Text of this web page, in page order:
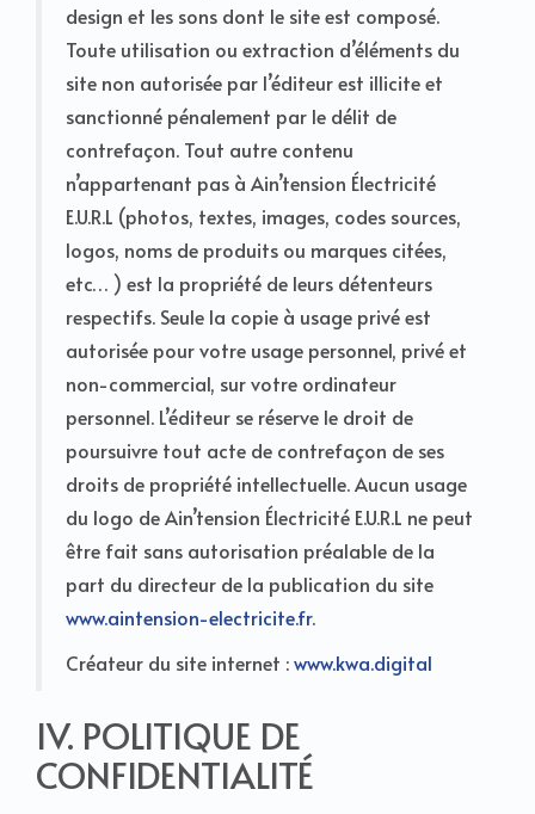
design et les sons dont le site est composé.
Toute utilisation ou extraction d’éléments du
site non autorisée par l’éditeur est illicite et
sanctionné pénalement par le délit de
contrefaçon. Tout autre contenu
n’appartenant pas à Ain’tension Électricité
E.U.R.L (photos, textes, images, codes sources,
logos, noms de produits ou marques citées,
etc… ) est la propriété de leurs détenteurs
respectifs. Seule la copie à usage privé est
autorisée pour votre usage personnel, privé et
non-commercial, sur votre ordinateur
personnel. L’éditeur se réserve le droit de
poursuivre tout acte de contrefaçon de ses
droits de propriété intellectuelle. Aucun usage
du logo de Ain’tension Électricité E.U.R.L ne peut
être fait sans autorisation préalable de la
part du directeur de la publication du site
www.aintension-electricite.fr.
Créateur du site internet :www.kwa.digital
IV. POLITIQUE DE
CONFIDENTIALITÉ